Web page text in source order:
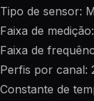
Tipo de sensor:
Faixa de
Faixa de
Perfis por canal:
Constante de